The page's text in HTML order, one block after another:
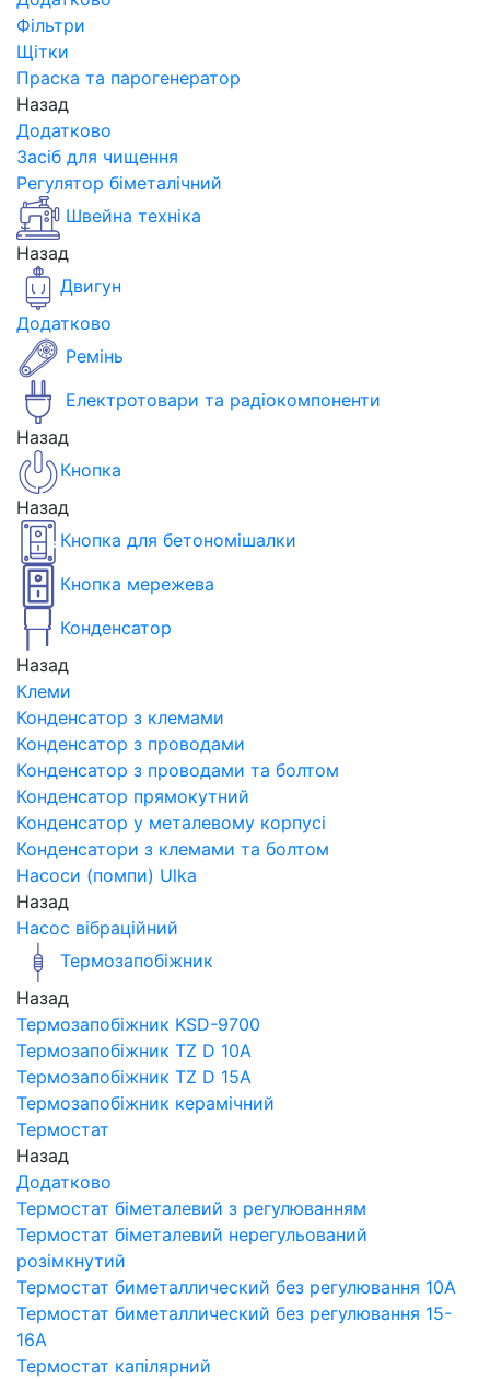
Фільтри
Щітки
Праска та парогенератор
Назад
Додатково
Засіб для чищення
Регулятор біметалічний
Швейна техніка
Назад
Двигун
Додатково
Ремінь
Електротовари та радіокомпоненти
Назад
Кнопка
Назад
Кнопка для бетономішалки
Кнопка мережева
Конденсатор
Назад
Клеми
Конденсатор з клемами
Конденсатор з проводами
Конденсатор з проводами та болтом
Конденсатор прямокутний
Конденсатор у металевому корпусі
Конденсатори з клемами та болтом
Насоси (помпи) Ulka
Назад
Насос вібраційний
Термозапобіжник
Назад
Термозапобіжник KSD-9700
Термозапобіжник TZ D 10A
Термозапобіжник TZ D 15A
Термозапобіжник керамічний
Термостат
Назад
Додатково
Термостат біметалевий з регулюванням
Термостат біметалевий нерегульований
розімкнутий
Термостат биметаллический без регулювання 10A
Термостат биметаллический без регулювання 15-
16A
Термостат капілярний